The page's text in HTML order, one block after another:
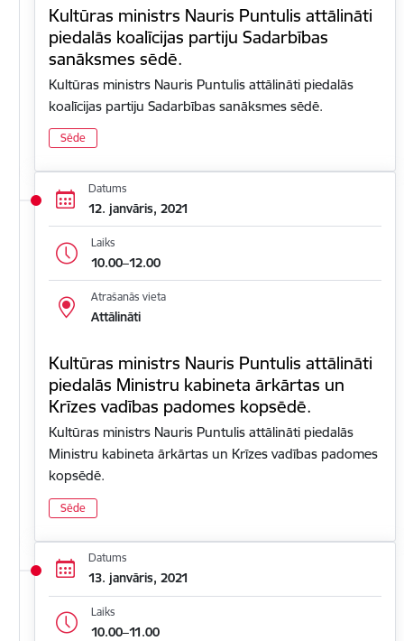
Kultūras ministrs Nauris Puntulis attālināti
piedalās koalīcijas partiju Sadarbības
sanāksmes sēdē.
Kultūras ministrs Nauris Puntulis attālināti piedalās
koalīcijas partiju Sadarbības sanāksmes sēdē.
Sēde
Datums
12. janvāris, 2021
Laiks
10.00–12.00
Atrašanās vieta
Attālināti
Kultūras ministrs Nauris Puntulis attālināti
piedalās Ministru kabineta ārkārtas un
Krīzes vadības padomes kopsēdē.
Kultūras ministrs Nauris Puntulis attālināti piedalās
Ministru kabineta ārkārtas un Krīzes vadības padomes
kopsēdē.
Sēde
Datums
13. janvāris, 2021
Laiks
10.00–11.00